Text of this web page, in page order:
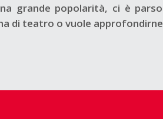
grande popolarità, ci è
di teatro o vuole